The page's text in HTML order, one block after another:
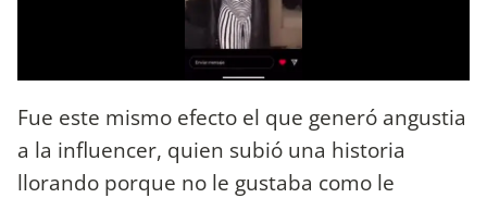
Fue este mismo efecto el que generó angustia
a la influencer, quien subió una historia
llorando porque no le gustaba como le